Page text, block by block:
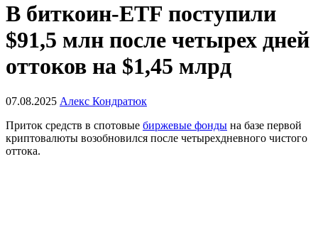
В биткоин-ETF поступили
$91,5 млн после четырех дней
оттоков на $1,45 млрд
07.08.2025 Алекс Кондратюк
Приток средств в спотовые биржевые фонды на базе первой
криптовалюты возобновился после четырехдневного чистого
оттока.